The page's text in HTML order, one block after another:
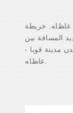
ﻏﺎﻆﺎﻪ. خريطة
المسافة بين
مدينة قوبا -